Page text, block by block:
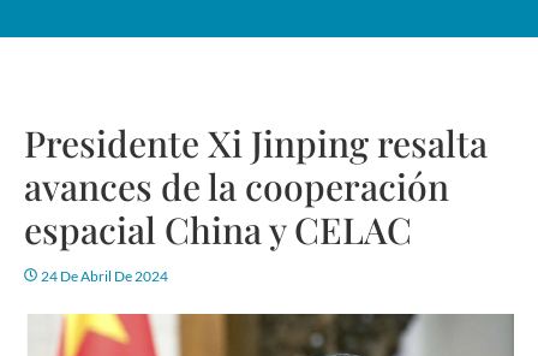
Presidente Xi Jinping resalta
avances de la cooperación
espacial China y CELAC
24 De Abril De 2024